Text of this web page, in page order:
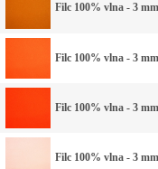
Filc 100% vlna - 3
Filc 100% vlna - 3
Filc 100% vlna - 3
Filc 100% vlna - 3